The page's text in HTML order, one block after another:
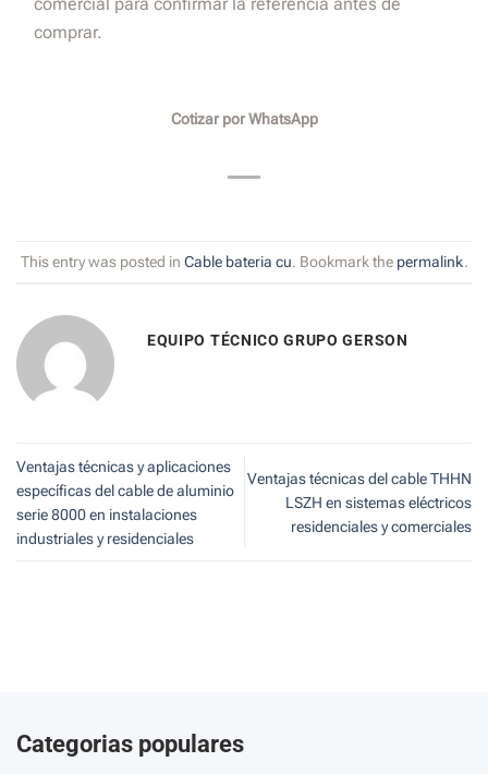
comprar.
Cotizar por WhatsApp
This entry was posted in Cable bateria cu. Bookmark the permalink.
EQUIPO TÉCNICO GRUPO GERSON
Ventajas técnicas y aplicaciones
específicas del cable de aluminio
serie 8000 en instalaciones
industriales y residenciales
Ventajas técnicas del cable THHN
LSZH en sistemas eléctricos
residenciales y comerciales
Categorias populares